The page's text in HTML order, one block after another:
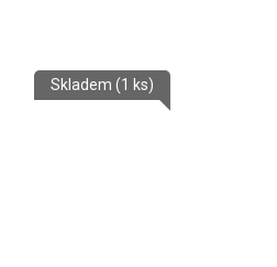
Skladem (1 ks)